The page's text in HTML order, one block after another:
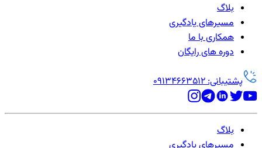
بلاگ
مسیرهای یادگیری
همکاری با ما
دوره های رایگان
پشتیبانی: 09134663512
بلاگ